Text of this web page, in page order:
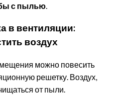
с пылью
в вентиляции:
воздух
можно повесить
решетку. Воздух,
от пыли.